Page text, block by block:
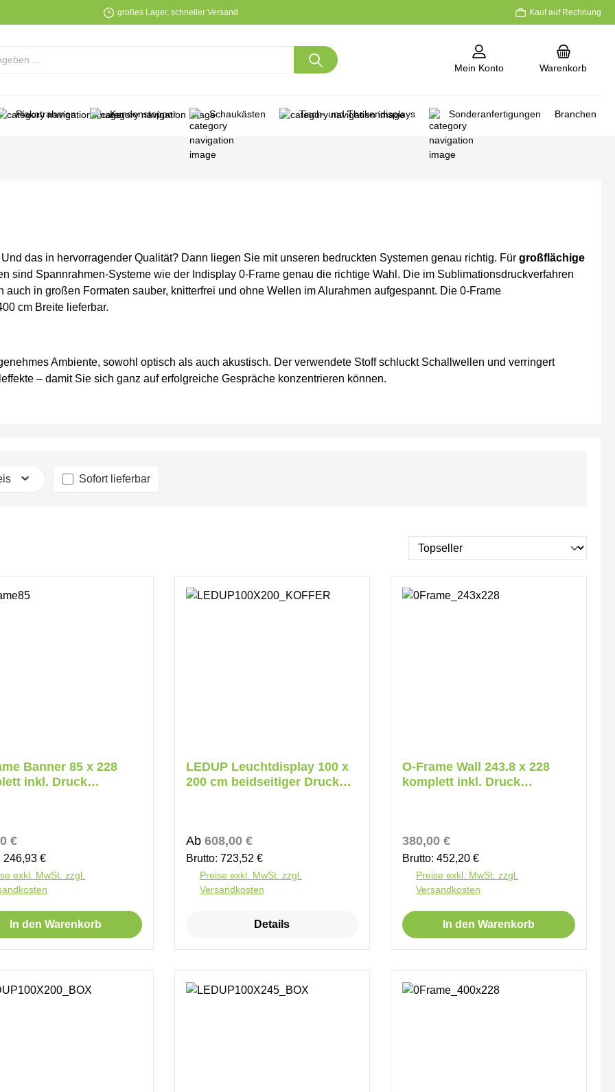
großes Lager, schneller Versand Kauf auf Rechnung
Mein Konto Warenkorb
Plakatrahmen Kundenstopper Schaukästen Tisch- und Thekendisplays Sonderanfertigungen Branchen
das in hervorragender Qualität? Dann liegen Sie mit unseren bedruckten Systemen genau richtig. Für großflächige
sind Spannrahmen-Systeme wie der Indisplay 0-Frame genau die richtige Wahl. Die im Sublimationsdruckverfahren
auch in großen Formaten sauber, knitterfrei und ohne Wellen im Alurahmen aufgespannt. Die 0-Frame
cm Breite lieferbar.
Ambiente, sowohl optisch als auch akustisch. Der verwendete Stoff schluckt Schallwellen und verringert
– damit Sie sich ganz auf erfolgreiche Gespräche konzentrieren können.
Sofort lieferbar
Banner 85 x 228
inkl. Druck
Preis:
€
246,93 €
exkl. MwSt. zzgl.
In den Warenkorb
LEDUP Leuchtdisplay 100 x
200 cm beidseitiger Druck
Regulärer Preis:
Ab 608,00 €
Brutto: 723,52 €
Preise exkl. MwSt. zzgl.
Versandkosten
Details
O-Frame Wall 243.8 x 228
komplett inkl. Druck
Regulärer Preis:
380,00 €
Brutto: 452,20 €
Preise exkl. MwSt. zzgl.
Versandkosten
In den Warenkorb